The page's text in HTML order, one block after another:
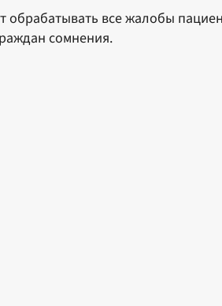
обрабатывать все жалобы
сомнения.